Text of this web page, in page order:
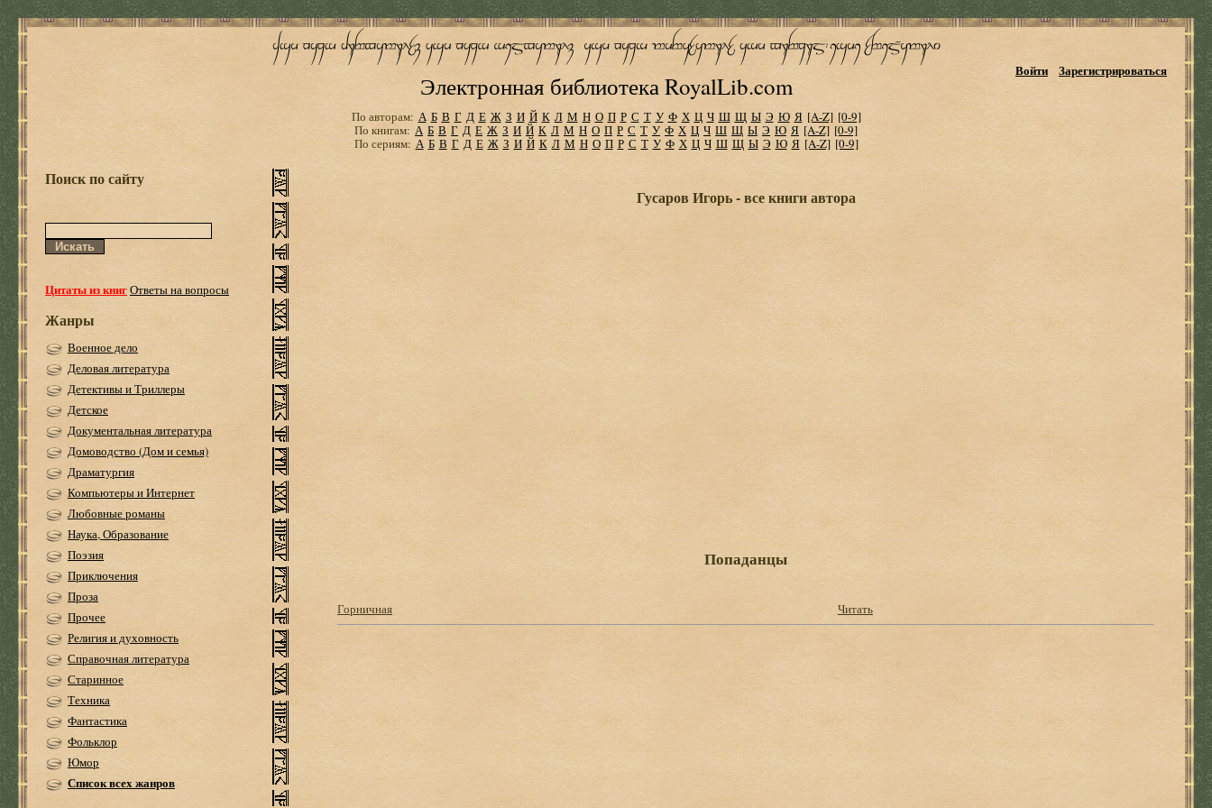
Электронная библиотека RoyalLib.com
Войти Зарегистрироваться
По авторам: А Б В Г Д Е Ж З И Й К Л М Н О П Р С Т У Ф Х Ц Ч Ш Щ Ы Э Ю Я [A-Z] [0-9]
По книгам: А Б В Г Д Е Ж З И Й К Л М Н О П Р С Т У Ф Х Ц Ч Ш Щ Ы Э Ю Я [A-Z] [0-9]
По сериям: А Б В Г Д Е Ж З И Й К Л М Н О П Р С Т У Ф Х Ц Ч Ш Щ Ы Э Ю Я [A-Z] [0-9]
Поиск по сайту
Цитаты из книгОтветы на вопросы
Жанры
Военное дело
Деловая литература
Детективы и Триллеры
Детское
Документальная литература
Домоводство (Дом и семья)
Драматургия
Компьютеры и Интернет
Любовные романы
Наука, Образование
Поэзия
Приключения
Проза
Прочее
Религия и духовность
Справочная литература
Старинное
Техника
Фантастика
Фольклор
Юмор
Список всех жанров
Гусаров Игорь - все книги автора
Попаданцы
Горничная Читать